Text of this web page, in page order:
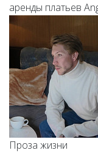
аренды платьев
Проза жизни